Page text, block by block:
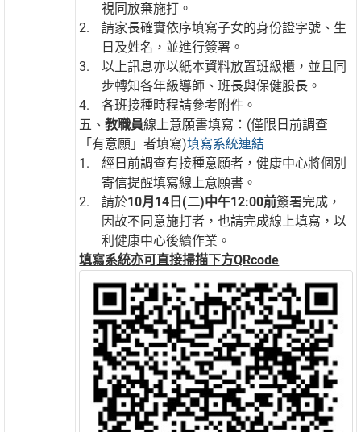
視同放棄施打。
請家長確實依序填寫子女的身份證字號、生
日及姓名，並進行簽署。
以上訊息亦以紙本資料放置班級櫃，並且同
步轉知各年級導師、班長與保健股長。
各班接種時程請參考附件。
五、教職員線上意願書填寫：(僅限日前調查
「有意願」者填寫)填寫系統連結
經日前調查有接種意願者，健康中心將個別
寄信提醒填寫線上意願書。
請於10月14日(二)中午12:00前簽署完成，
因故不同意施打者，也請完成線上填寫，以
利健康中心後續作業。
填寫系統亦可直接掃描下方QRcode